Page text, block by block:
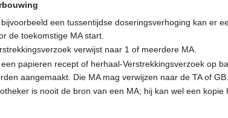
bijvoorbeeld een tussentijdse doseringsverhoging kan er
de toekomstige MA start.
verwijst naar 1 of meerdere MA.
een papieren recept of herhaal-Verstrekkingsverzoek op
aangemaakt. Die MA mag verwijzen naar de TA of GB.
is nooit de bron van een MA; hij kan wel een kopie